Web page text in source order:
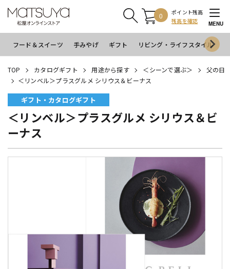
0
ポイント残高
残高を確認
MENU
フード＆スイーツ 手みやげ ギフト リビング・ライフスタイル
TOP カタログギフト 用途から探す ＜シーンで選ぶ＞
父の日
＜リンベル＞プラスグルメ シリウス＆ビーナス
ギフト・カタログギフト
＜リンベル＞プラスグルメ シリウス＆ビ
ーナス